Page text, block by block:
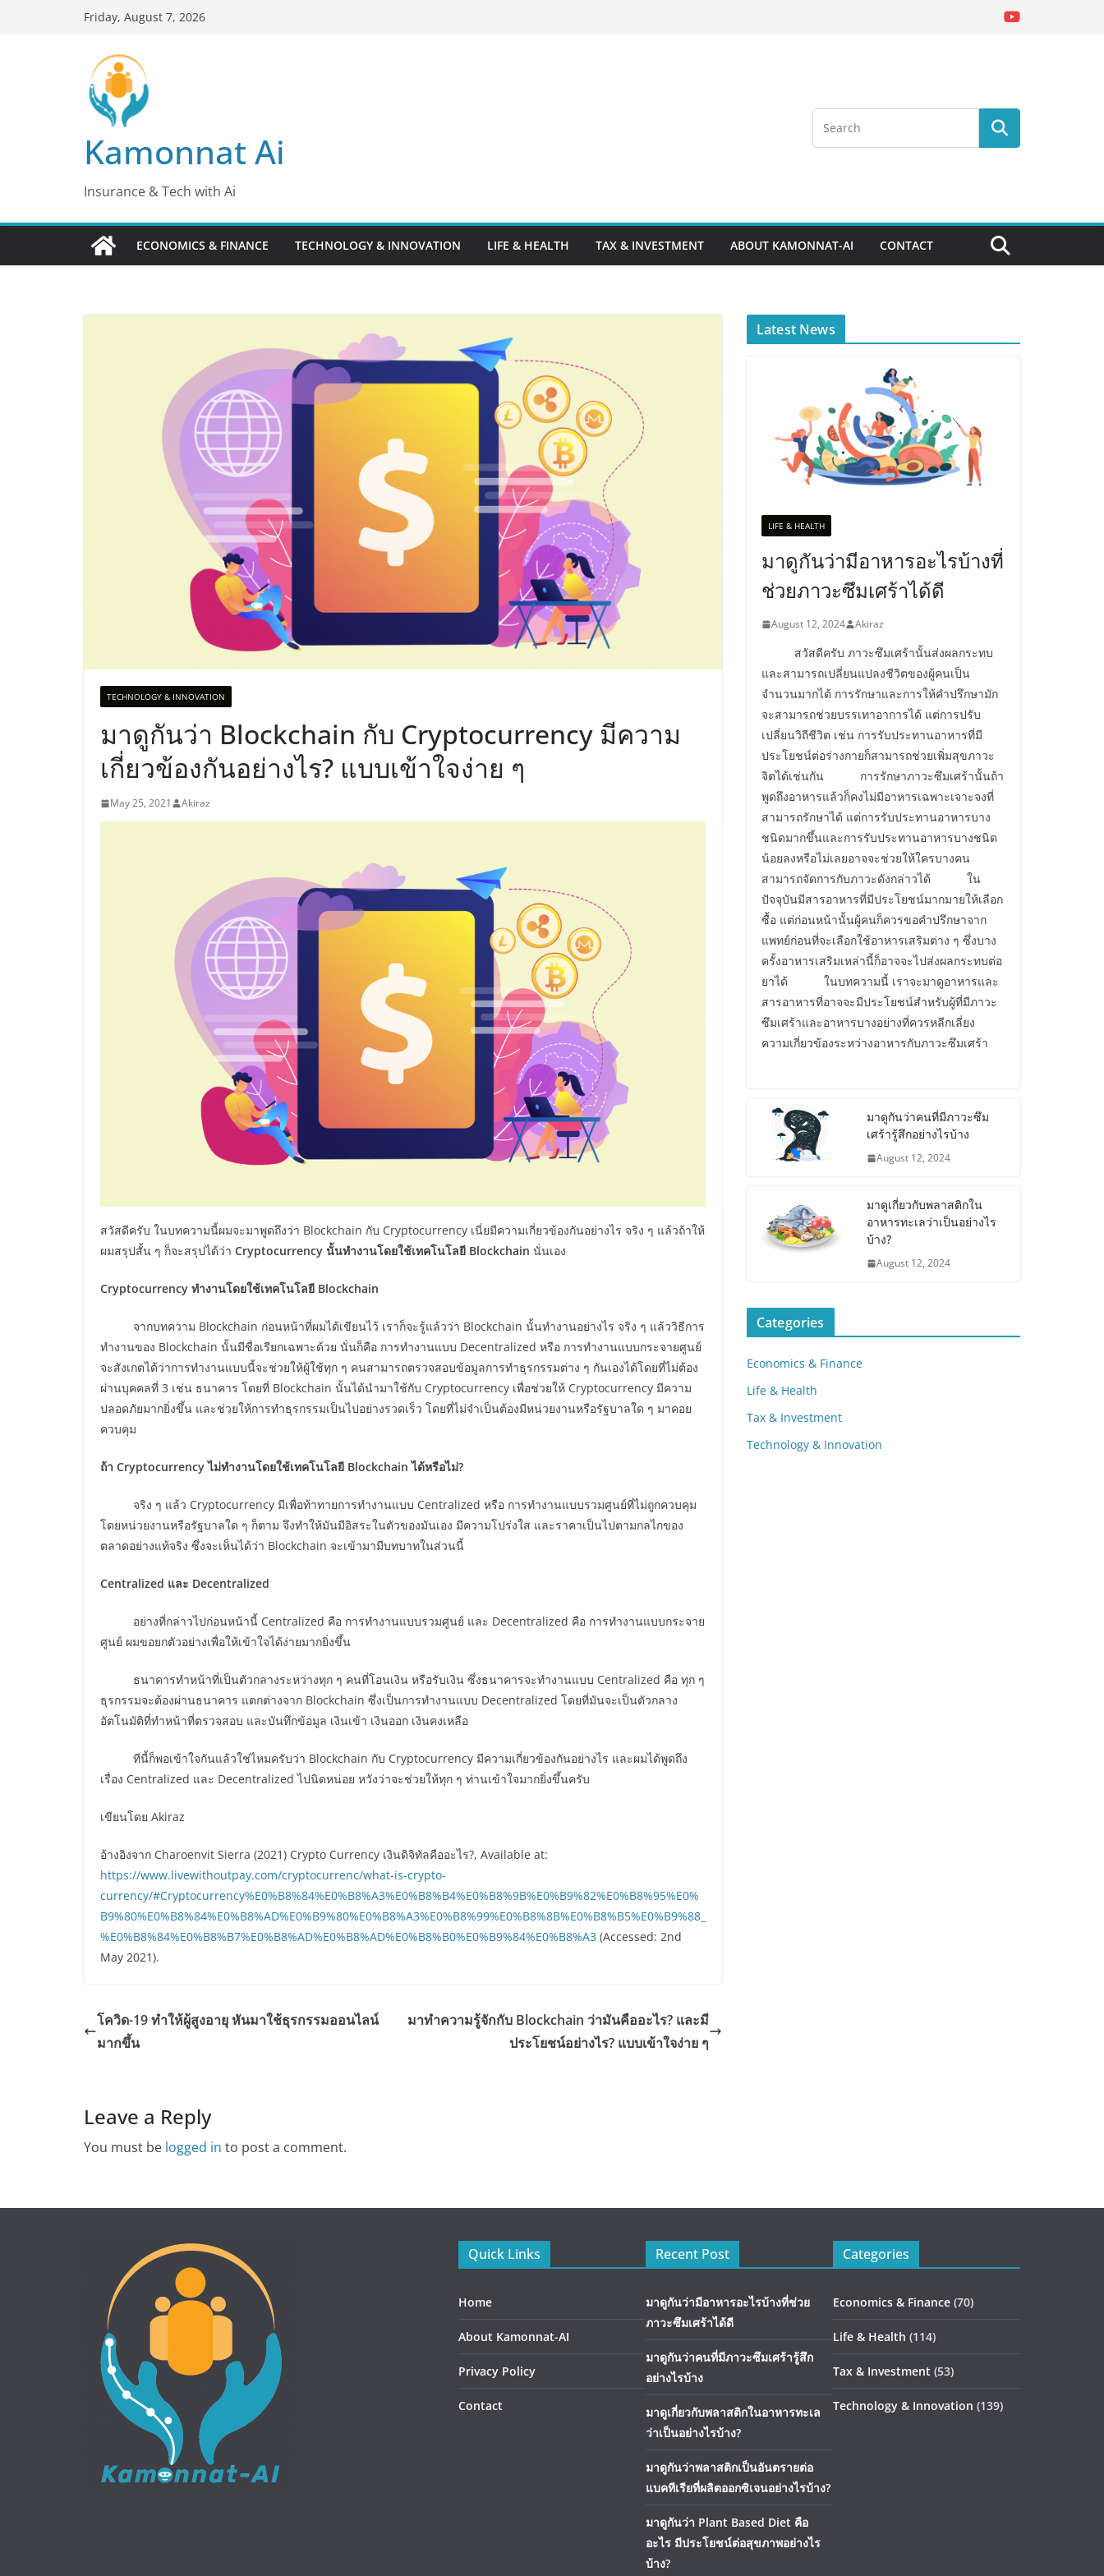
Friday, August 7, 2026
Kamonnat Ai
Insurance & Tech with Ai
ECONOMICS & FINANCE TECHNOLOGY & INNOVATION LIFE & HEALTH TAX & INVESTMENT ABOUT KAMONNAT-AI CONTACT
TECHNOLOGY & INNOVATION
มาดูกันว่า Blockchain กับ Cryptocurrency มีความ
เกี่ยวข้องกันอย่างไร? แบบเข้าใจง่าย ๆ
May 25, 2021 Akiraz
สวัสดีครับ ในบทความนี้ผมจะมาพูดถึงว่า Blockchain กับ Cryptocurrency เนี่ยมีความเกี่ยวข้องกันอย่างไร จริง ๆ แล้วถ้าให้
ผมสรุปสั้น ๆ ก็จะสรุปได้ว่า Cryptocurrency นั้นทำงานโดยใช้เทคโนโลยี Blockchain นั่นเอง
Cryptocurrency ทำงานโดยใช้เทคโนโลยี Blockchain
จากบทความ Blockchain ก่อนหน้าที่ผมได้เขียนไว้ เราก็จะรู้แล้วว่า Blockchain นั้นทำงานอย่างไร จริง ๆ แล้ววิธีการ
ทำงานของ Blockchain นั้นมีชื่อเรียกเฉพาะด้วย นั่นก็คือ การทำงานแบบ Decentralized หรือ การทำงานแบบกระจายศูนย์
จะสังเกตได้ว่าการทำงานแบบนี้จะช่วยให้ผู้ใช้ทุก ๆ คนสามารถตรวจสอบข้อมูลการทำธุรกรรมต่าง ๆ กันเองได้โดยที่ไม่ต้อง
ผ่านบุคคลที่ 3 เช่น ธนาคาร โดยที่ Blockchain นั้นได้นำมาใช้กับ Cryptocurrency เพื่อช่วยให้ Cryptocurrency มีความ
ปลอดภัยมากยิ่งขึ้น และช่วยให้การทำธุรกรรมเป็นไปอย่างรวดเร็ว โดยที่ไม่จำเป็นต้องมีหน่วยงานหรือรัฐบาลใด ๆ มาคอย
ควบคุม
ถ้า Cryptocurrency ไม่ทำงานโดยใช้เทคโนโลยี Blockchain ได้หรือไม่?
จริง ๆ แล้ว Cryptocurrency มีเพื่อท้าทายการทำงานแบบ Centralized หรือ การทำงานแบบรวมศูนย์ที่ไม่ถูกควบคุม
โดยหน่วยงานหรือรัฐบาลใด ๆ ก็ตาม จึงทำให้มันมีอิสระในตัวของมันเอง มีความโปร่งใส และราคาเป็นไปตามกลไกของ
ตลาดอย่างแท้จริง ซึ่งจะเห็นได้ว่า Blockchain จะเข้ามามีบทบาทในส่วนนี้
Centralized และ Decentralized
อย่างที่กล่าวไปก่อนหน้านี้ Centralized คือ การทำงานแบบรวมศูนย์ และ Decentralized คือ การทำงานแบบกระจาย
ศูนย์ ผมขอยกตัวอย่างเพื่อให้เข้าใจได้ง่ายมากยิ่งขึ้น
ธนาคารทำหน้าที่เป็นตัวกลางระหว่างทุก ๆ คนที่โอนเงิน หรือรับเงิน ซึ่งธนาคารจะทำงานแบบ Centralized คือ ทุก ๆ
ธุรกรรมจะต้องผ่านธนาคาร แตกต่างจาก Blockchain ซึ่งเป็นการทำงานแบบ Decentralized โดยที่มันจะเป็นตัวกลาง
อัตโนมัติที่ทำหน้าที่ตรวจสอบ และบันทึกข้อมูล เงินเข้า เงินออก เงินคงเหลือ
ทีนี้ก็พอเข้าใจกันแล้วใช่ไหมครับว่า Blockchain กับ Cryptocurrency มีความเกี่ยวข้องกันอย่างไร และผมได้พูดถึง
เรื่อง Centralized และ Decentralized ไปนิดหน่อย หวังว่าจะช่วยให้ทุก ๆ ท่านเข้าใจมากยิ่งขึ้นครับ
เขียนโดย Akiraz
อ้างอิงจาก Charoenvit Sierra (2021) Crypto Currency เงินดิจิทัลคืออะไร?, Available at:
https://www.livewithoutpay.com/cryptocurrenc/what-is-crypto-
currency/#Cryptocurrency%E0%B8%84%E0%B8%A3%E0%B8%B4%E0%B8%9B%E0%B9%82%E0%B8%95%E0%
B9%80%E0%B8%84%E0%B8%AD%E0%B9%80%E0%B8%A3%E0%B8%99%E0%B8%8B%E0%B8%B5%E0%B9%88_
%E0%B8%84%E0%B8%B7%E0%B8%AD%E0%B8%AD%E0%B8%B0%E0%B9%84%E0%B8%A3 (Accessed: 2nd
May 2021).
โควิด-19 ทำให้ผู้สูงอายุ หันมาใช้ธุรกรรมออนไลน์
มากขึ้น
มาทำความรู้จักกับ Blockchain ว่ามันคืออะไร? และมี
ประโยชน์อย่างไร? แบบเข้าใจง่าย ๆ
Leave a Reply
You must be logged in to post a comment.
Latest News
LIFE & HEALTH
มาดูกันว่ามีอาหารอะไรบ้างที่
ช่วยภาวะซึมเศร้าได้ดี
August 12, 2024 Akiraz
สวัสดีครับ ภาวะซึมเศร้านั้นส่งผลกระทบ
และสามารถเปลี่ยนแปลงชีวิตของผู้คนเป็น
จำนวนมากได้ การรักษาและการให้คำปรึกษามัก
จะสามารถช่วยบรรเทาอาการได้ แต่การปรับ
เปลี่ยนวิถีชีวิต เช่น การรับประทานอาหารที่มี
ประโยชน์ต่อร่างกายก็สามารถช่วยเพิ่มสุขภาวะ
จิตได้เช่นกัน การรักษาภาวะซึมเศร้านั้นถ้า
พูดถึงอาหารแล้วก็คงไม่มีอาหารเฉพาะเจาะจงที่
สามารถรักษาได้ แต่การรับประทานอาหารบาง
ชนิดมากขึ้นและการรับประทานอาหารบางชนิด
น้อยลงหรือไม่เลยอาจจะช่วยให้ใครบางคน
สามารถจัดการกับภาวะดังกล่าวได้ ใน
ปัจจุบันมีสารอาหารที่มีประโยชน์มากมายให้เลือก
ซื้อ แต่ก่อนหน้านั้นผู้คนก็ควรขอคำปรึกษาจาก
แพทย์ก่อนที่จะเลือกใช้อาหารเสริมต่าง ๆ ซึ่งบาง
ครั้งอาหารเสริมเหล่านี้ก็อาจจะไปส่งผลกระทบต่อ
ยาได้ ในบทความนี้ เราจะมาดูอาหารและ
สารอาหารที่อาจจะมีประโยชน์สำหรับผู้ที่มีภาวะ
ซึมเศร้าและอาหารบางอย่างที่ควรหลีกเลี่ยง
ความเกี่ยวข้องระหว่างอาหารกับภาวะซึมเศร้า
มาดูกันว่าคนที่มีภาวะซึม
เศร้ารู้สึกอย่างไรบ้าง
August 12, 2024
มาดูเกี่ยวกับพลาสติกใน
อาหารทะเลว่าเป็นอย่างไร
บ้าง?
August 12, 2024
Categories
Economics & Finance
Life & Health
Tax & Investment
Technology & Innovation
Quick Links
Home
About Kamonnat-AI
Privacy Policy
Contact
Recent Post
มาดูกันว่ามีอาหารอะไรบ้างที่ช่วย
ภาวะซึมเศร้าได้ดี
มาดูกันว่าคนที่มีภาวะซึมเศร้ารู้สึก
อย่างไรบ้าง
มาดูเกี่ยวกับพลาสติกในอาหารทะเล
ว่าเป็นอย่างไรบ้าง?
มาดูกันว่าพลาสติกเป็นอันตรายต่อ
แบคทีเรียที่ผลิตออกซิเจนอย่างไรบ้าง?
มาดูกันว่า Plant Based Diet คือ
อะไร มีประโยชน์ต่อสุขภาพอย่างไร
บ้าง?
Categories
Economics & Finance (70)
Life & Health (114)
Tax & Investment (53)
Technology & Innovation (139)